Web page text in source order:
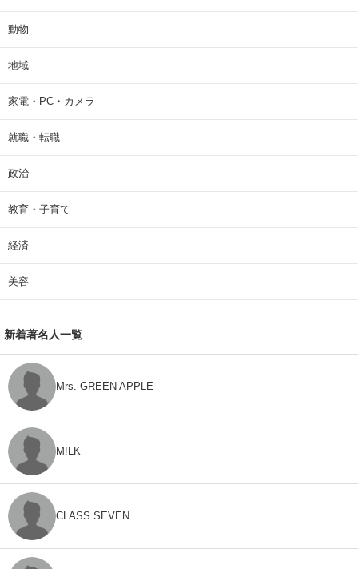
動物
地域
家電・PC・カメラ
就職・転職
政治
教育・子育て
経済
美容
新着著名人一覧
Mrs. GREEN APPLE
M!LK
CLASS SEVEN